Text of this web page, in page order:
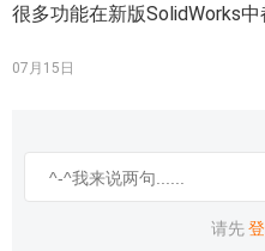
很多功能在新版SolidWorks中
07月15日
请先